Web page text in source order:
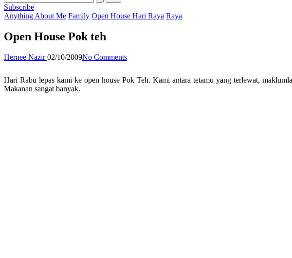
Subscribe
Posted
Anything About Me Family Open House Hari Raya Raya
Open House Pok teh
Posted
Hernee Nazir 02/10/2009No Comments
Hari Rabu lepas kami ke open house Pok Teh. Kami antara tetamu yang terlewat,
Makanan sangat banyak.